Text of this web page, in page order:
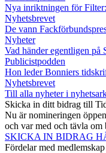
Nya inriktningen för
Nyhetsbrevet
De vann
Nyheter
Vad händer egentligen på
Publicistpodden
Hon leder Bonniers
Nyhetsbrevet
Till alla nyheter i
Skicka in ditt bidrag till
Nu är nomineringen
och var med och tävla om
SKICKA IN BIDRAG
Fördelar med medlemskap